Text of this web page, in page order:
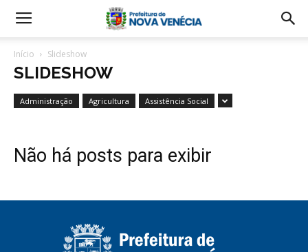
Início Slideshow
SLIDESHOW
Administração Agricultura Assistência Social
Não há posts para exibir